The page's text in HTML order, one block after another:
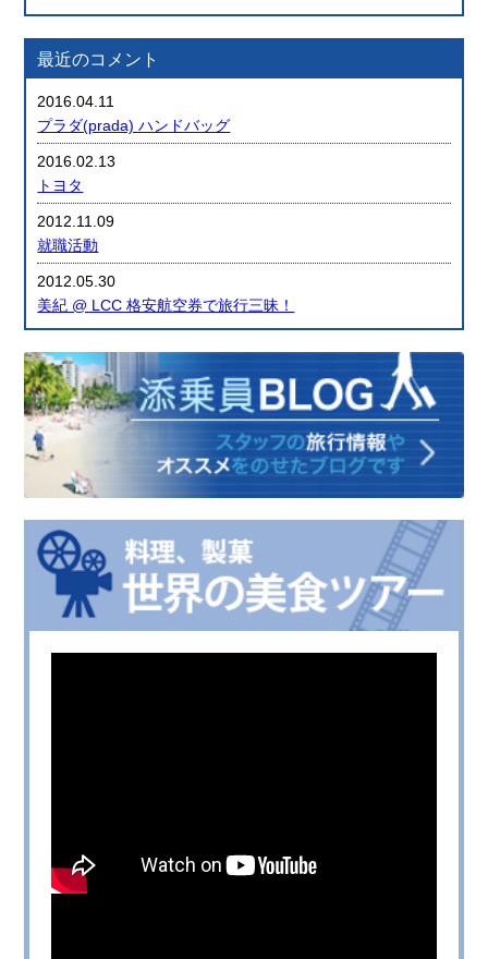
最近のコメント
2016.04.11
プラダ(prada) ハンドバッグ
2016.02.13
トヨタ
2012.11.09
就職活動
2012.05.30
美紀 @ LCC 格安航空券で旅行三昧！